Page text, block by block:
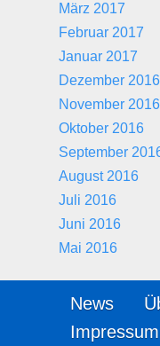
März 2017
Februar 2017
Januar 2017
Dezember 2016
November 2016
Oktober 2016
September
August 2016
Juli 2016
Juni 2016
Mai 2016
News
Impressum